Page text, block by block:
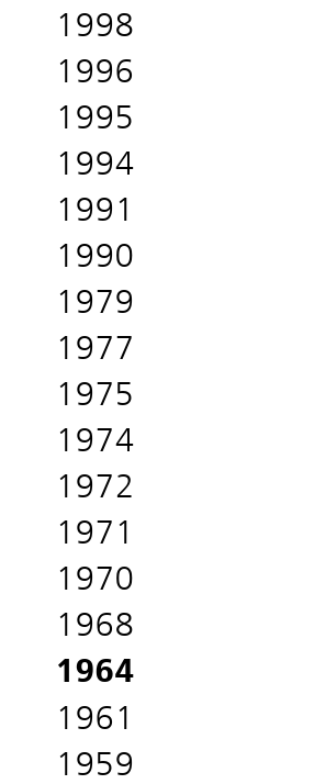
1998
1996
1995
1994
1991
1990
1979
1977
1975
1974
1972
1971
1970
1968
1964
1961
1959